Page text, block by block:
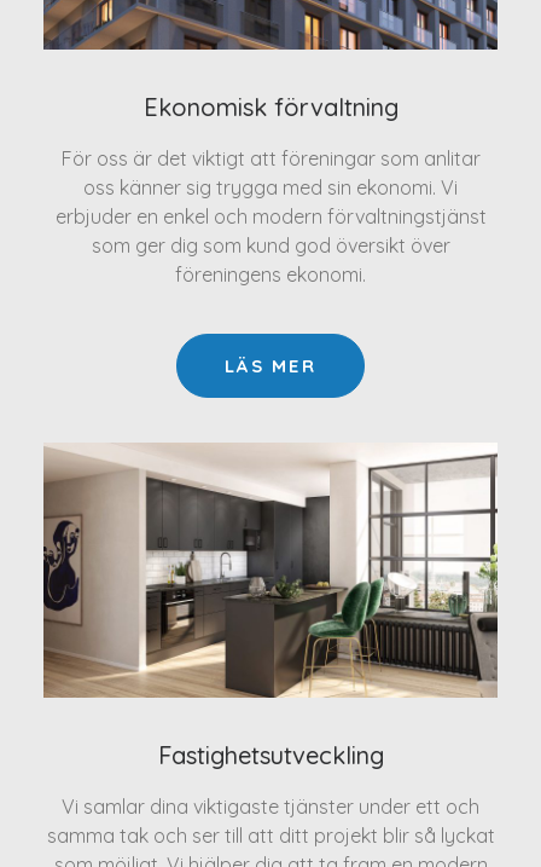
Ekonomisk förvaltning
För oss är det viktigt att föreningar som anlitar
oss känner sig trygga med sin ekonomi. Vi
erbjuder en enkel och modern förvaltningstjänst
som ger dig som kund god översikt över
föreningens ekonomi.
LÄS MER
Fastighetsutveckling
Vi samlar dina viktigaste tjänster under ett och
samma tak och ser till att ditt projekt blir så lyckat